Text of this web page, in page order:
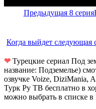
Предыдущая 8 серия
Когда выйдет следующая
❤Турецкие сериал Под
название: Подземелье)
озвучке Voize, DiziMania,
Турк Ру ТВ бесплатно в
можно выбрать в списке в